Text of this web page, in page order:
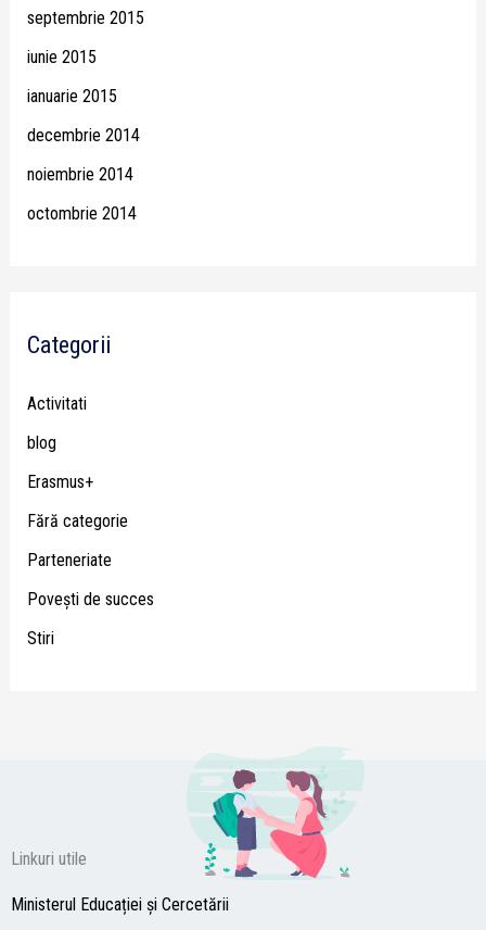
septembrie 2015
iunie 2015
ianuarie 2015
decembrie 2014
noiembrie 2014
octombrie 2014
Categorii
Activitati
blog
Erasmus+
Fără categorie
Parteneriate
Poveşti de succes
Stiri
Linkuri utile
Ministerul Educației și Cercetării